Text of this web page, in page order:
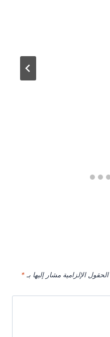
الحقول الإلزامية مشار إليها بـ *